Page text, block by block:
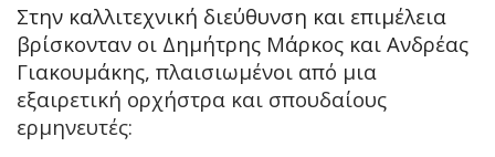
Στην καλλιτεχνική διεύθυνση και επιμέλεια
βρίσκονταν οι Δημήτρης Μάρκος και Ανδρέας
Γιακουμάκης, πλαισιωμένοι από μια
εξαιρετική ορχήστρα και σπουδαίους
ερμηνευτές: